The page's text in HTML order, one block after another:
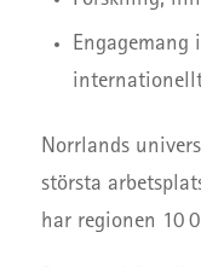
Norrlands
största
har regionen 10